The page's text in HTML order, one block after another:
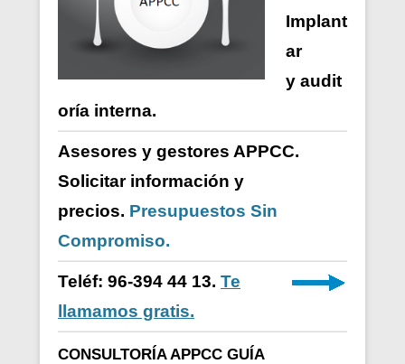
Implant
ar
y audit
oría interna.
Asesores y gestores APPCC.
Solicitar información y
precios. Presupuestos Sin
Compromiso.
Teléf: 96-394 44 13. Te
llamamos gratis.
CONSULTORÍA APPCC GUÍA